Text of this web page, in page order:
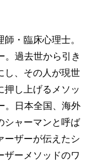
・臨床心理士。
。過去世から引き
し、その人が現世
押し上げるメソッ
。日本全国、海外
シャーマンと呼ば
ーザーが伝えたシ
ザーメソッドのワ